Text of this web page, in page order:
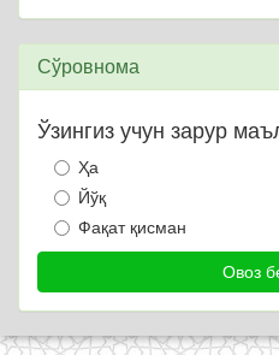
Сўровнома
Ўзингиз учун зарур
Ҳа
Йўқ
Фақат қисман